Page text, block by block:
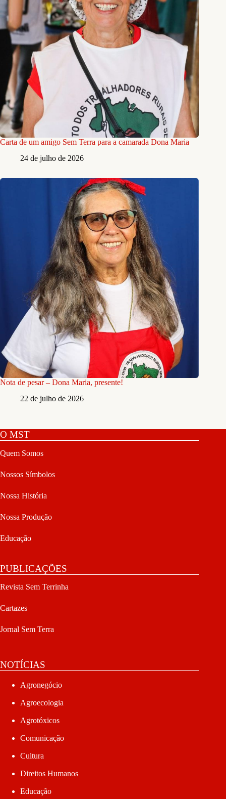
Carta de um amigo Sem Terra para a camarada Dona Maria
24 de julho de 2026
Nota de pesar – Dona Maria, presente!
22 de julho de 2026
O MST
Quem Somos
Nossos Símbolos
Nossa História
Nossa Produção
Educação
PUBLICAÇÕES
Revista Sem Terrinha
Cartazes
Jornal Sem Terra
NOTÍCIAS
Agronegócio
Agroecologia
Agrotóxicos
Comunicação
Cultura
Direitos Humanos
Educação